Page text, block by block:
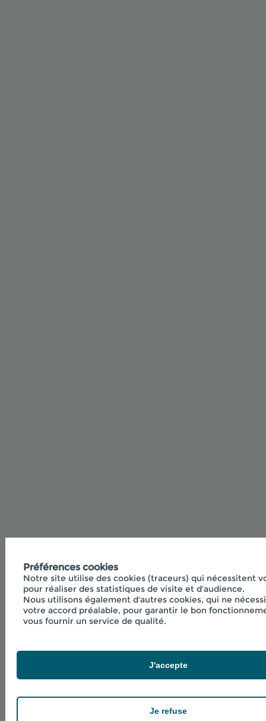
Préférences cookies
Notre site utilise des cookies (traceurs) qui nécessitent
pour réaliser des statistiques de visite et d'audience.
Nous utilisons également d'autres cookies, qui ne
votre accord préalable, pour garantir le bon
vous fournir un service de qualité.
Je refuse
J'accepte